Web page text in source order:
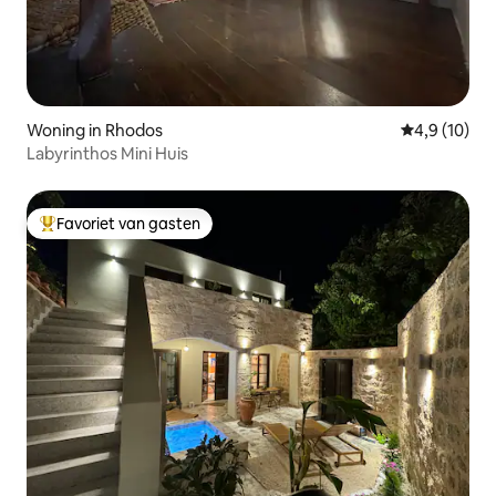
Woning in Rhodos
4,9 (10)
Labyrinthos Mini Huis
Topfavoriet van gasten
Favoriet van gasten